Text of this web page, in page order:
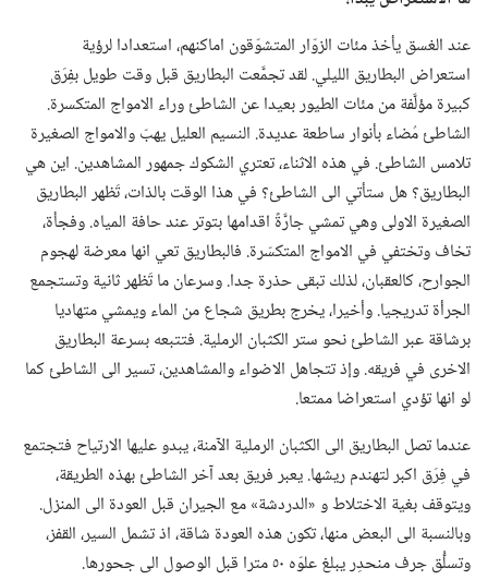
عند الغسق يأخذ مئات الزوّار المتشوّقون اماكنهم،‏ استعدادا لرؤية
استعراض البطاريق الليلي.‏ لقد تجمَّعت البطاريق قبل وقت طويل بفِرَق
كبيرة مؤلَّفة من مئات الطيور بعيدا عن الشاطئ وراء الامواج المتكسرة.‏
الشاطئ مُضاء بأنوار ساطعة عديدة.‏ النسيم العليل يهبّ والامواج الصغيرة
تلامس الشاطئ.‏ في هذه الاثناء،‏ تعتري الشكوك جمهور المشاهدين.‏ اين هي
البطاريق؟‏ هل ستأتي الى الشاطئ؟‏ في هذا الوقت بالذات،‏ تَظهر البطاريق
الصغيرة الاولى وهي تمشي جارَّةً اقدامها بتوتر عند حافة المياه.‏ وفجأة،‏
تخاف وتختفي في الامواج المتكسّرة.‏ فالبطاريق تعي انها معرضة لهجوم
الجوارح،‏ كالعقبان،‏ لذلك تبقى حذرة جدا.‏ وسرعان ما تَظهر ثانية وتستجمع
الجرأة تدريجيا.‏ وأخيرا،‏ يخرج بطريق شجاع من الماء ويمشي متهاديا
برشاقة عبر الشاطئ نحو ستر الكثبان الرملية.‏ فتتبعه بسرعة البطاريق
الاخرى في فريقه.‏ وإذ تتجاهل الاضواء والمشاهدين،‏ تسير الى الشاطئ كما
لو انها تؤدي استعراضا ممتعا.‏
عندما تصل البطاريق الى الكثبان الرملية الآمنة،‏ يبدو عليها الارتياح فتجتمع
في فِرَق اكبر لتهندم ريشها.‏ يعبر فريق بعد آخر الشاطئ بهذه الطريقة،‏
ويتوقف بغية الاختلاط و «الدردشة» مع الجيران قبل العودة الى المنزل.‏
وبالنسبة الى البعض منها،‏ تكون هذه العودة شاقة،‏ اذ تشمل السير،‏ القفز،‏
وتسلُّق جرف منحدِر يبلغ علوّه ٥٠ مترا قبل الوصول الى جحورها.‏